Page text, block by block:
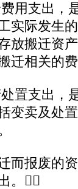
支出，是
实际发生
放搬迁资
迁相关的
支出，是
变卖及处
报废的资
。